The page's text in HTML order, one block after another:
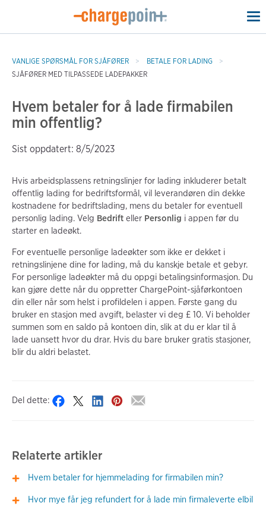
VANLIGE SPØRSMÅL FOR SJÅFØRER
BETALE FOR LADING
SJÅFØRER MED TILPASSEDE LADEPAKKER
Hvem betaler for å lade firmabilen
min offentlig?
Sist oppdatert: 8/5/2023
Hvis arbeidsplassens retningslinjer for lading inkluderer betalt
offentlig lading for bedriftsformål, vil leverandøren din dekke
kostnadene for bedriftslading, mens du betaler for eventuell
personlig lading. Velg Bedrift eller Personlig i appen før du
starter en ladeøkt.
For eventuelle personlige ladeøkter som ikke er dekket i
retningslinjene dine for lading, må du kanskje betale et gebyr.
For personlige ladeøkter må du oppgi betalingsinformasjon. Du
kan gjøre dette når du oppretter ChargePoint-sjåførkontoen
din eller når som helst i profildelen i appen. Første gang du
bruker en stasjon med avgift, belaster vi deg £ 10. Vi beholder
summen som en saldo på kontoen din, slik at du er klar til å
lade uansett hvor du drar. Hvis du bare bruker gratis stasjoner,
blir du aldri belastet.
Del dette:
Relaterte artikler
Hvem betaler for hjemmelading for firmabilen min?
Hvor mye får jeg refundert for å lade min firmaleverte elbil